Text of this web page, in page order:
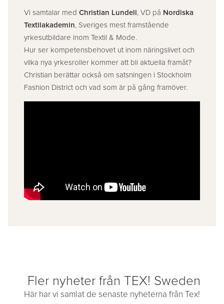
Vi samtalar med Christian Lundell , VD på Nordiska
Textilakademin, Sveriges mest framstående
yrkesutbildare inom Textil & Mode.
Hur ser kompetensbehovet ut inom näringslivet och
vilka nya yrkesroller kommer att bli aktuella framåt?
Christian berättar också om satsningen i Stockholm
Fashion District och vad som är på gång framöver.
Fler nyheter från TEX! Sweden
Här har vi samlat de senaste nyheterna från Tex!